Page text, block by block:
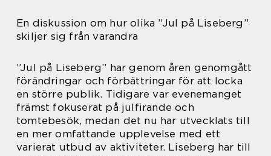
En diskussion om hur olika ”Jul på Liseberg”
skiljer sig från varandra
”Jul på Liseberg” har genom åren genomgått
förändringar och förbättringar för att locka
en större publik. Tidigare var evenemanget
främst fokuserat på julfirande och
tomtebesök, medan det nu har utvecklats till
en mer omfattande upplevelse med ett
varierat utbud av aktiviteter. Liseberg har till